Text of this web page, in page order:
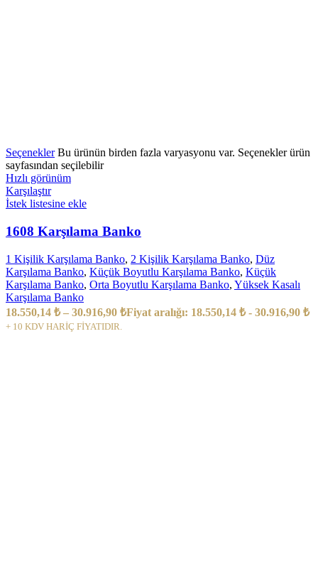
Seçenekler Bu ürünün birden fazla varyasyonu var. Seçenekler ürün
sayfasından seçilebilir
Hızlı görünüm
Karşılaştır
İstek listesine ekle
1608 Karşılama Banko
1 Kişilik Karşılama Banko, 2 Kişilik Karşılama Banko, Düz
Karşılama Banko, Küçük Boyutlu Karşılama Banko, Küçük
Karşılama Banko, Orta Boyutlu Karşılama Banko, Yüksek Kasalı
Karşılama Banko
18.550,14 ₺ – 30.916,90 ₺Fiyat aralığı: 18.550,14 ₺ - 30.916,90 ₺
+ 10 KDV HARİÇ FİYATIDIR.